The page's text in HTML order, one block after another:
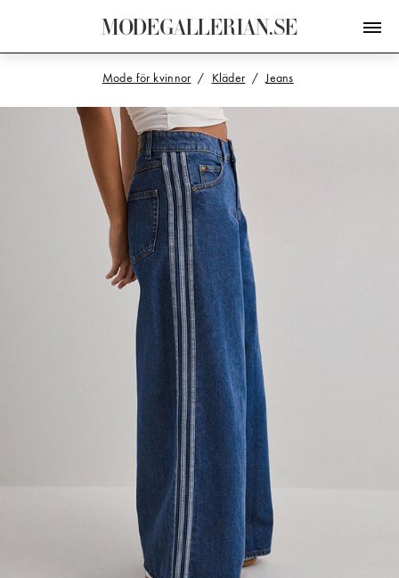
MODEGALLERIAN.SE
Mode för kvinnor Kläder Jeans